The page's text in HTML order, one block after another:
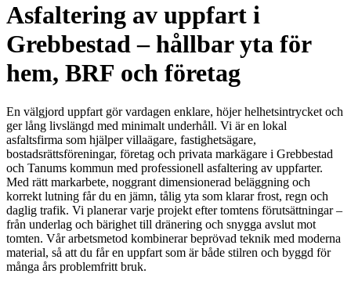
Asfaltering av uppfart i
Grebbestad – hållbar yta för
hem, BRF och företag
En välgjord uppfart gör vardagen enklare, höjer helhetsintrycket och
ger lång livslängd med minimalt underhåll. Vi är en lokal
asfaltsfirma som hjälper villaägare, fastighetsägare,
bostadsrättsföreningar, företag och privata markägare i Grebbestad
och Tanums kommun med professionell asfaltering av uppfarter.
Med rätt markarbete, noggrant dimensionerad beläggning och
korrekt lutning får du en jämn, tålig yta som klarar frost, regn och
daglig trafik. Vi planerar varje projekt efter tomtens förutsättningar –
från underlag och bärighet till dränering och snygga avslut mot
tomten. Vår arbetsmetod kombinerar beprövad teknik med moderna
material, så att du får en uppfart som är både stilren och byggd för
många års problemfritt bruk.